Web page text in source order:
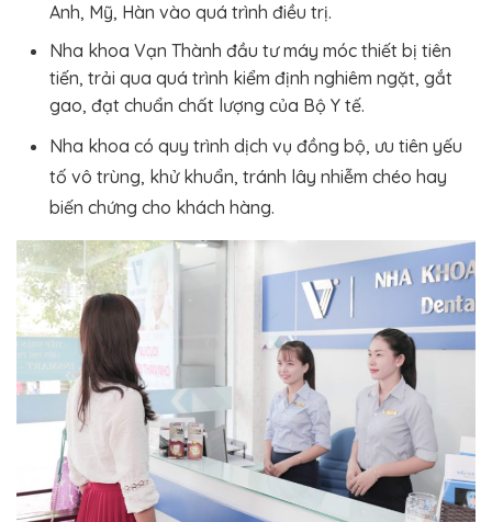
Anh, Mỹ, Hàn vào quá trình điều trị.
Nha khoa Vạn Thành đầu tư máy móc thiết bị tiên
tiến, trải qua quá trình kiểm định nghiêm ngặt, gắt
gao, đạt chuẩn chất lượng của Bộ Y tế.
Nha khoa có quy trình dịch vụ đồng bộ, ưu tiên yếu
tố vô trùng, khử khuẩn, tránh lây nhiễm chéo hay
biến chứng cho khách hàng.